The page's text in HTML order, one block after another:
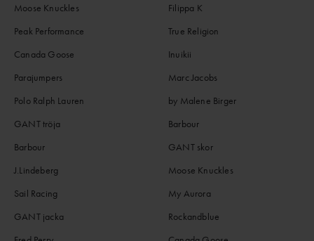
Moose Knuckles
Peak Performance
Canada Goose
Parajumpers
Polo Ralph Lauren
GANT tröja
Barbour
J.Lindeberg
Sail Racing
GANT jacka
Filippa K
True Religion
Inuikii
Marc Jacobs
by Malene Birger
Barbour
GANT skor
Moose Knuckles
My Aurora
Rockandblue